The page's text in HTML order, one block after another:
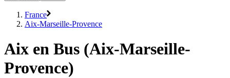
France
Aix-Marseille-Provence
Aix en Bus (Aix-Marseille-
Provence)